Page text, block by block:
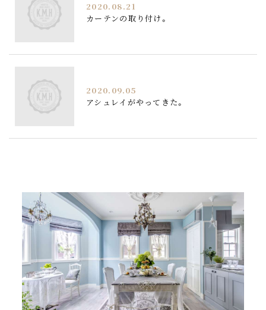
2020.08.21
カーテンの取り付け。
2020.09.05
アシュレイがやってきた。